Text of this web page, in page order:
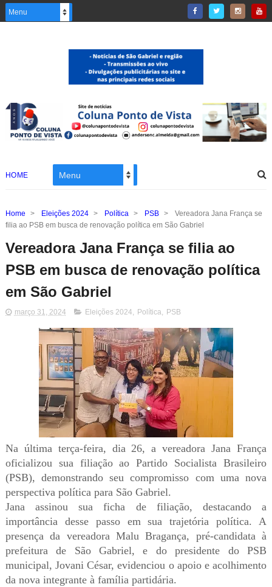
HOME
Home > Eleições 2024 > Política > PSB >
Vereadora Jana França se
filia ao PSB em busca de renovação política em São Gabriel
Vereadora Jana França se filia ao
PSB em busca de renovação política
em São Gabriel
março 31, 2024 Eleições 2024, Política, PSB
Na última terça-feira, dia 26, a vereadora Jana França
oficializou sua filiação ao Partido Socialista Brasileiro
(PSB), demonstrando seu compromisso com uma nova
perspectiva política para São Gabriel.
Jana assinou sua ficha de filiação, destacando a
importância desse passo em sua trajetória política. A
presença da vereadora Malu Bragança, pré-candidata à
prefeitura de São Gabriel, e do presidente do PSB
municipal, Jovani César, evidenciou o apoio e acolhimento
da nova integrante à família partidária.